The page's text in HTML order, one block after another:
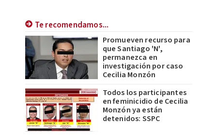
Te recomendamos...
Promueven recurso para
que Santiago 'N',
permanezca en
investigación por caso
Cecilia Monzón
Todos los participantes
en feminicidio de Cecilia
Monzón ya están
detenidos: SSPC